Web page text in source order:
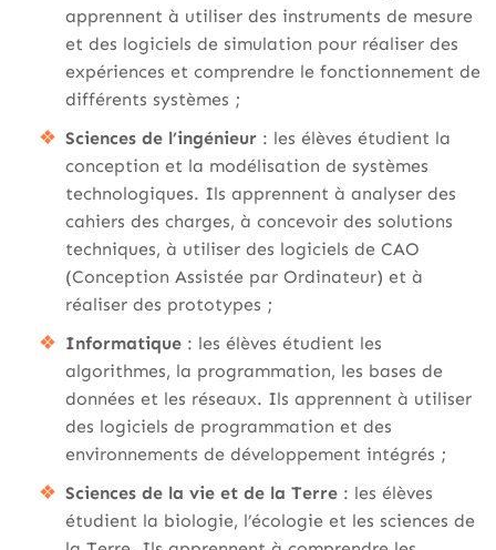
apprennent à utiliser des instruments de mesure
et des logiciels de simulation pour réaliser des
expériences et comprendre le fonctionnement de
différents systèmes ;
Sciences de l’ingénieur : les élèves étudient la
conception et la modélisation de systèmes
technologiques. Ils apprennent à analyser des
cahiers des charges, à concevoir des solutions
techniques, à utiliser des logiciels de CAO
(Conception Assistée par Ordinateur) et à
réaliser des prototypes ;
Informatique : les élèves étudient les
algorithmes, la programmation, les bases de
données et les réseaux. Ils apprennent à utiliser
des logiciels de programmation et des
environnements de développement intégrés ;
Sciences de la vie et de la Terre : les élèves
étudient la biologie, l’écologie et les sciences de